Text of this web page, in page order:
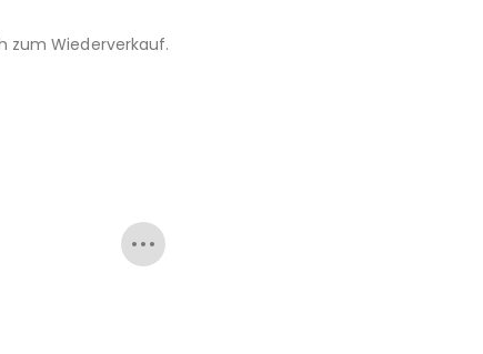
zum Wiederverkauf.